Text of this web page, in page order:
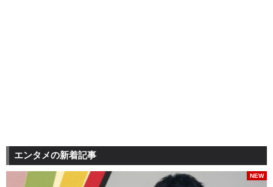
エンタメの新着記事
NEW